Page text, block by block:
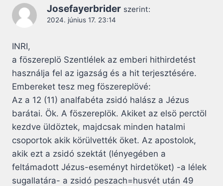
Josefayerbrider szerint:
2024. június 17. 23:14
INRI,
a föszereplö Szentlélek az emberi hithirdetést
használja fel az igazság és a hit terjesztésére.
Embereket tesz meg föszereplövé:
Az a 12 (11) analfabéta zsidó halász a Jézus
barátai. Ök. A föszereplök. Akiket az elsö perctöl
kezdve üldöztek, majdcsak minden hatalmi
csoportok akik körülvették öket. Az apostolok,
akik ezt a zsidó szektát (lényegében a
feltámadott Jézus-eseményt hirdetöket) -a lélek
sugallatára- a zsidó peszach=husvét után 49